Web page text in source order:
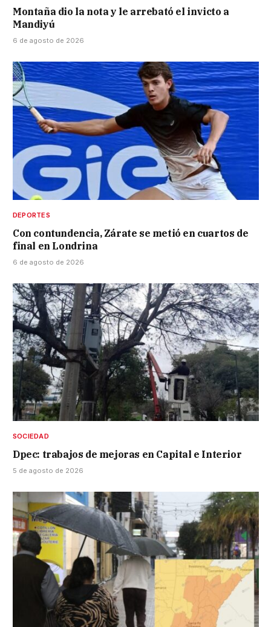
Montaña dio la nota y le arrebató el invicto a
Mandiyú
6 de agosto de 2026
DEPORTES
Con contundencia, Zárate se metió en cuartos de
final en Londrina
6 de agosto de 2026
SOCIEDAD
Dpec: trabajos de mejoras en Capital e Interior
5 de agosto de 2026